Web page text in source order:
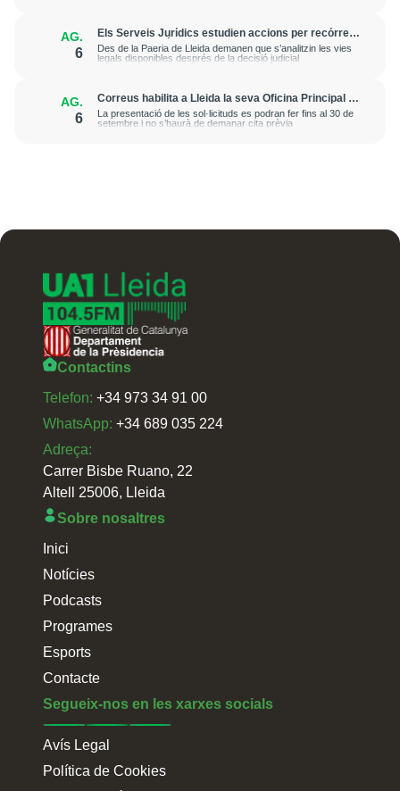
AG.
6
Els Serveis Jurídics estudien accions per recórrer
l’excarceració de l’investigat per l’onada de
robatoris i incendis a l’Horta
Des de la Paeria de Lleida demanen que s’analitzin les vies
legals disponibles després de la decisió judicial
AG.
6
Correus habilita a Lleida la seva Oficina Principal i
la sucursal de Lleida Ronda per a atendre les
esmenes de regularització de migrants
La presentació de les sol·licituds es podran fer fins al 30 de
setembre i no s’haurà de demanar cita prèvia
Contactins
Telefon: +34 973 34 91 00
WhatsApp: +34 689 035 224
Adreça:
Carrer Bisbe Ruano, 22
Altell 25006, Lleida
Sobre nosaltres
Inici
Notícies
Podcasts
Programes
Esports
Contacte
Segueix-nos en les xarxes socials
Avís Legal
Política de Cookies